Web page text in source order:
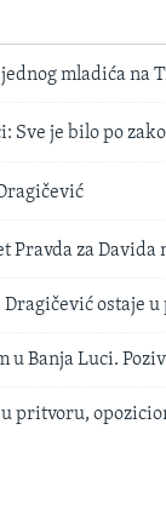
mladića na
Sve je bilo po
Pravda za Davida
ostaje
u Banja Luci.
u pritvoru,